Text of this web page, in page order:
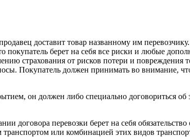
доставит товар названному им
покупатель берет на себя все риски и любые
страхования от рисков потери и повреждения
Покупатель должен принимать во внимание,
он должен либо специально договориться
договора перевозки берет на себя
или комбинацией этих видов